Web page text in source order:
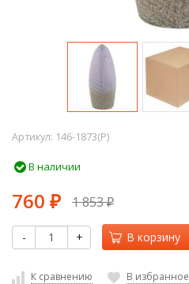
Артикул: 146-1873(P)
В наличии
760 ₽ 1 853₽
- + В корзину
К сравнению В избранное